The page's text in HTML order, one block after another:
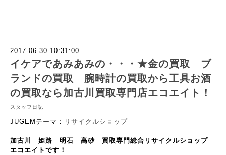
2017-06-30 10:31:00
イケアであみあみの・・・★金の買取 ブ
ランドの買取 腕時計の買取から工具お酒
の買取なら加古川買取専門店エコエイト！
スタッフ日記
JUGEMテーマ： リサイクルショップ
加古川 姫路 明石 高砂 買取専門総合リサイクルショップ
エコエイトです！